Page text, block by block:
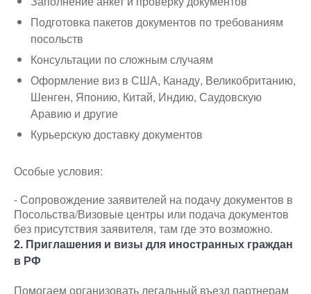
Подготовка пакетов документов по требованиям
посольств
Консультации по сложным случаям
Оформление виз в США, Канаду, Великобританию,
Шенген, Японию, Китай, Индию, Саудовскую
Аравию и другие
Курьерскую доставку документов
Особые условия:
- Сопровождение заявителей на подачу документов в
Посольства/Визовые центры или подача документов
без присутствия заявителя, там где это возможно.
2. Приглашения и визы для иностранных граждан
в РФ
Помогаем организовать легальный въезд партнерам